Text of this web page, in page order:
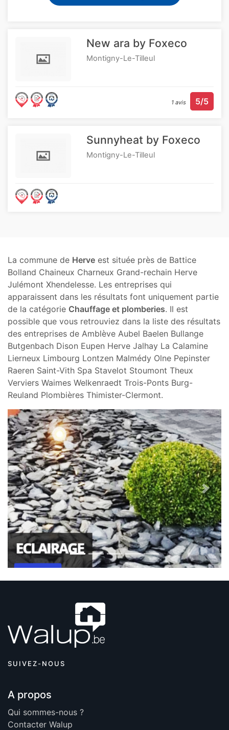
New ara by Foxeco
Montigny-Le-Tilleul
1 avis 5/5
Sunnyheat by Foxeco
Montigny-Le-Tilleul
La commune de Herve est située près de Battice
Bolland Chaineux Charneux Grand-rechain Herve
Julémont Xhendelesse. Les entreprises qui
apparaissent dans les résultats font uniquement partie
de la catégorie Chauffage et plomberies. Il est
possible que vous retrouviez dans la liste des résultats
des entreprises de Amblève Aubel Baelen Bullange
Butgenbach Dison Eupen Herve Jalhay La Calamine
Lierneux Limbourg Lontzen Malmédy Olne Pepinster
Raeren Saint-Vith Spa Stavelot Stoumont Theux
Verviers Waimes Welkenraedt Trois-Ponts Burg-
Reuland Plombières Thimister-Clermont.
Previous Next
SUIVEZ-NOUS
A propos
Qui sommes-nous ?
Contacter Walup